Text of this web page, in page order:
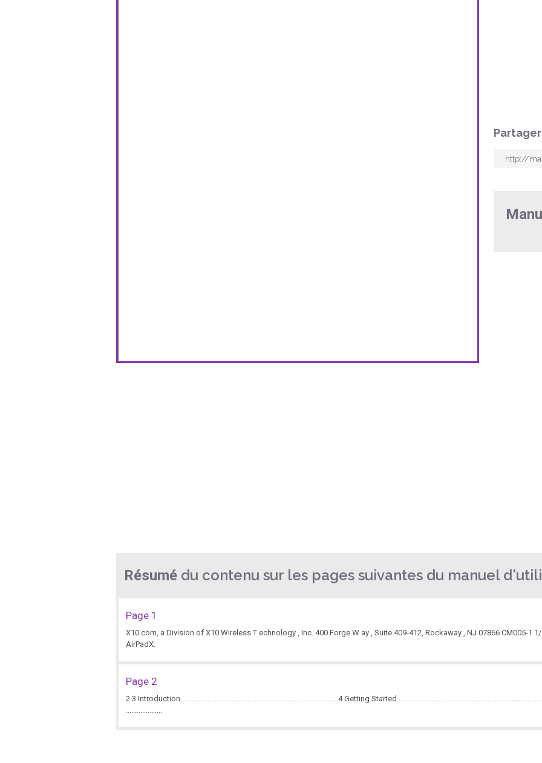
Partager
Résumé du contenu sur les pages suivantes du manuel
Page 1
X10.com, a Division of X10 Wireless T echnology , Inc. 400 Forge W ay , Suite 409-412, Rockaway , NJ 07866 CM005-1
AirPadX.
Page 2
2 3 Introduction ......................................................................................4 Getting Started
....................